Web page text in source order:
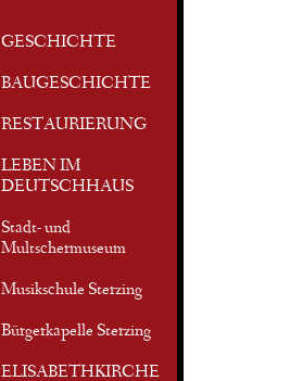
GESCHICHTE
BAUGESCHICHTE
RESTAURIERUNG
LEBEN IM
DEUTSCHHAUS
Stadt- und
Multschermuseum
Musikschule Sterzing
Bürgerkapelle Sterzing
ELISABETHKIRCHE